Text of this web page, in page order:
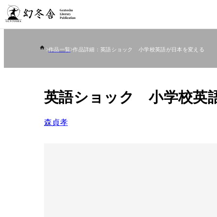
作品一覧 作品詳細：英語ショック 小学校英語が日本を変える
英語ショック 小学校英
森貞孝